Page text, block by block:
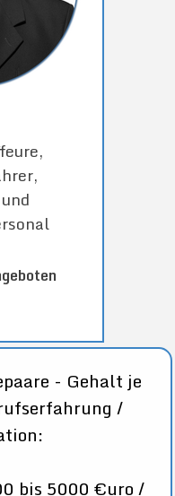
- Gehalt je
/
bis 5000 €uro /